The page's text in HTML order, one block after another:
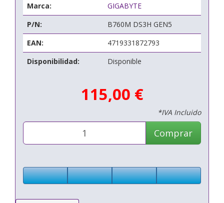
Marca:
GIGABYTE
P/N:
B760M DS3H GEN5
EAN:
4719331872793
Disponibilidad:
Disponible
115,00 €
*IVA Incluido
Comprar